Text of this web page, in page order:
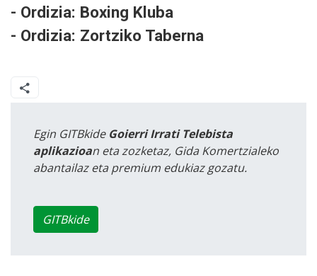
- Ordizia: Boxing Kluba
- Ordizia: Zortziko Taberna
Egin GITBkide Goierri Irrati Telebista
aplikazioan eta zozketaz, Gida Komertzialeko
abantailaz eta premium edukiaz gozatu.
GITBkide